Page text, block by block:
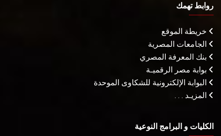
روابط تهمك
خريطة الموقع
الجامعات المصرية
بنك المعرفة المصري
بوابة مصر الرقميـة
البوابة الإلكترونية للشكاوى الموحدة
المزيـد . . .
الكليات و البرامج النوعية